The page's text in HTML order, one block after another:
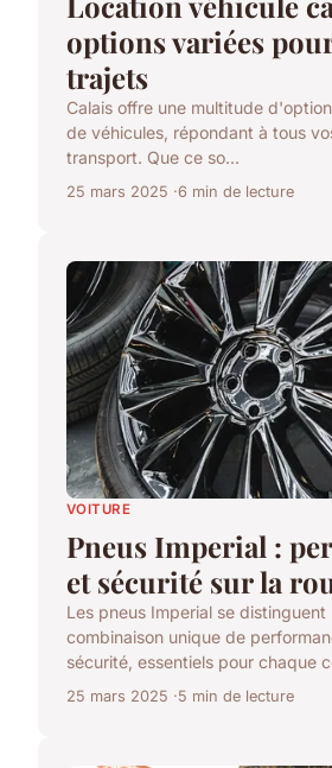
options variées
trajets
Calais offre une multitude
de véhicules, répondant à tous
transport. Que ce so...
25 mars 2025 6 min de lecture
VOITURE
Pneus Imperial :
et sécurité sur la
Les pneus Imperial se distinguent
combinaison unique de
sécurité, essentiels pour chaque
25 mars 2025 5 min de lecture